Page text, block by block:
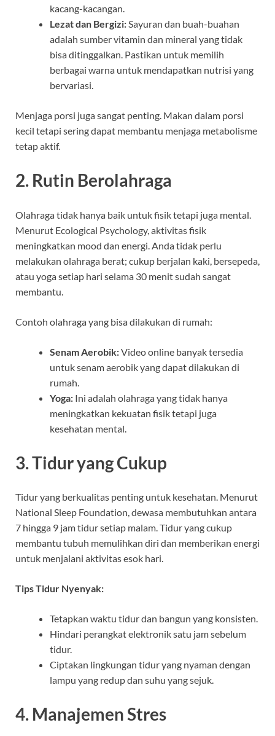
kacang-kacangan.
Lezat dan Bergizi:Sayuran dan buah-buahan
adalah sumber vitamin dan mineral yang tidak
bisa ditinggalkan. Pastikan untuk memilih
berbagai warna untuk mendapatkan nutrisi yang
bervariasi.
Menjaga porsi juga sangat penting. Makan dalam porsi
kecil tetapi sering dapat membantu menjaga metabolisme
tetap aktif.
2. Rutin Berolahraga
Olahraga tidak hanya baik untuk fisik tetapi juga mental.
Menurut Ecological Psychology, aktivitas fisik
meningkatkan mood dan energi. Anda tidak perlu
melakukan olahraga berat; cukup berjalan kaki, bersepeda,
atau yoga setiap hari selama 30 menit sudah sangat
membantu.
Contoh olahraga yang bisa dilakukan di rumah:
Senam Aerobik:Video online banyak tersedia
untuk senam aerobik yang dapat dilakukan di
rumah.
Yoga: Ini adalah olahraga yang tidak hanya
meningkatkan kekuatan fisik tetapi juga
kesehatan mental.
3. Tidur yang Cukup
Tidur yang berkualitas penting untuk kesehatan. Menurut
National Sleep Foundation, dewasa membutuhkan antara
7 hingga 9 jam tidur setiap malam. Tidur yang cukup
membantu tubuh memulihkan diri dan memberikan energi
untuk menjalani aktivitas esok hari.
Tips Tidur Nyenyak:
Tetapkan waktu tidur dan bangun yang konsisten.
Hindari perangkat elektronik satu jam sebelum
tidur.
Ciptakan lingkungan tidur yang nyaman dengan
lampu yang redup dan suhu yang sejuk.
4. Manajemen Stres